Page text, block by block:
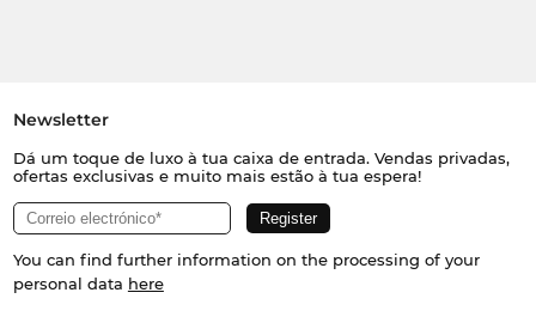
Newsletter
Dá um toque de luxo à tua caixa de entrada. Vendas privadas,
ofertas exclusivas e muito mais estão à tua espera!
You can find further information on the processing of your
personal data here